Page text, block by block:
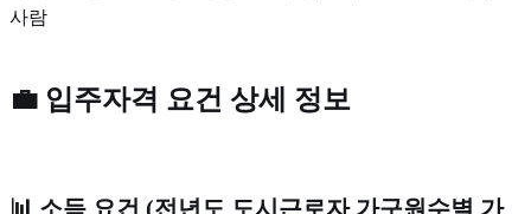
사람
💼 입주자격 요건 상세 정보
📊 소득 요건 (전년도 도시근로자 가구원수별 가